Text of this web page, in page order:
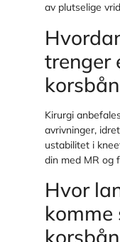
av plutselige
trenger
Kirurgi
avrivninger,
ustabilitet i
din med MR og
Hvor
komme